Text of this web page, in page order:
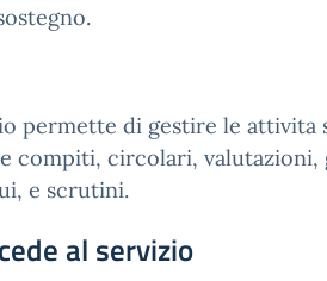
permette di gestire le attivita
compiti, circolari, valutazioni,
e scrutini.
al servizio